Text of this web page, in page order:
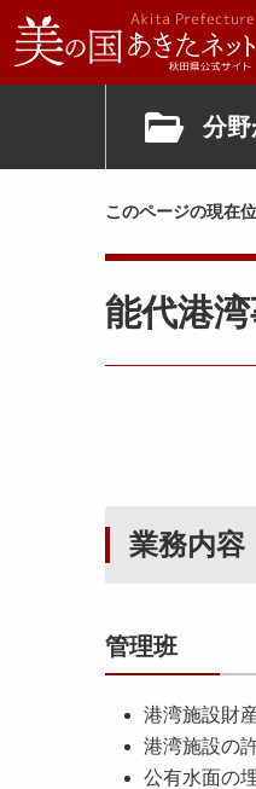
分
このページの現在位
能代港
業務内容
管理班
港湾施設財
港湾施設の
公有水面の